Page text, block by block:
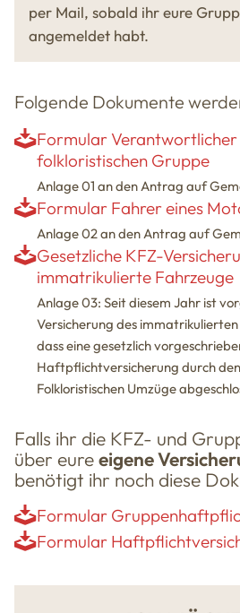
per Mail, sobald ihr eure
angemeldet habt.
Folgende Dokumente
Formular Verantwortlicher
folkloristischen Gruppe
Anlage 01 an den Antrag auf
Formular Fahrer eines
Anlage 02 an den Antrag auf
Gesetzliche KFZ-
immatrikulierte Fahrzeuge
Anlage 03: Seit diesem Jahr ist
Versicherung des
dass eine gesetzlich
Haftpflichtversicherung durch
Folkloristischen Umzüge
Falls ihr die KFZ- und
über eureeigene
benötigt ihr noch diese
Formular
Formular